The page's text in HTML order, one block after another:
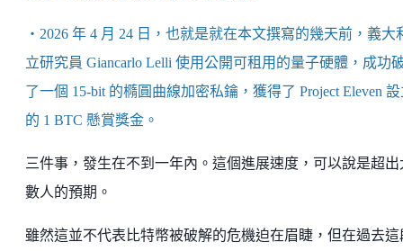
・2026 年 4 月 24 日，也就是就在本文撰寫的幾天前，義大
立研究員 Giancarlo Lelli 使用公開可租用的量子硬體，成功
了一個 15-bit 的橢圓曲線加密私鑰，獲得了 Project Eleven
的 1 BTC 懸賞獎金。
三件事，發生在不到一年內。這個進展速度，可以說是超出
數人的預期。
雖然這並不代表比特幣被破解的危機迫在眉睫，但在過去這